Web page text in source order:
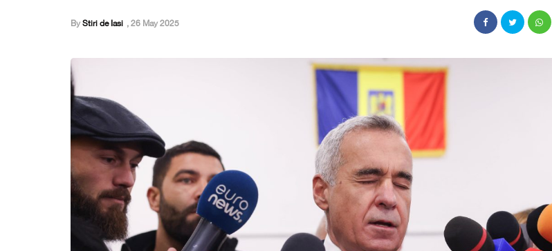
By Stiri de Iasi , 26 May 2025